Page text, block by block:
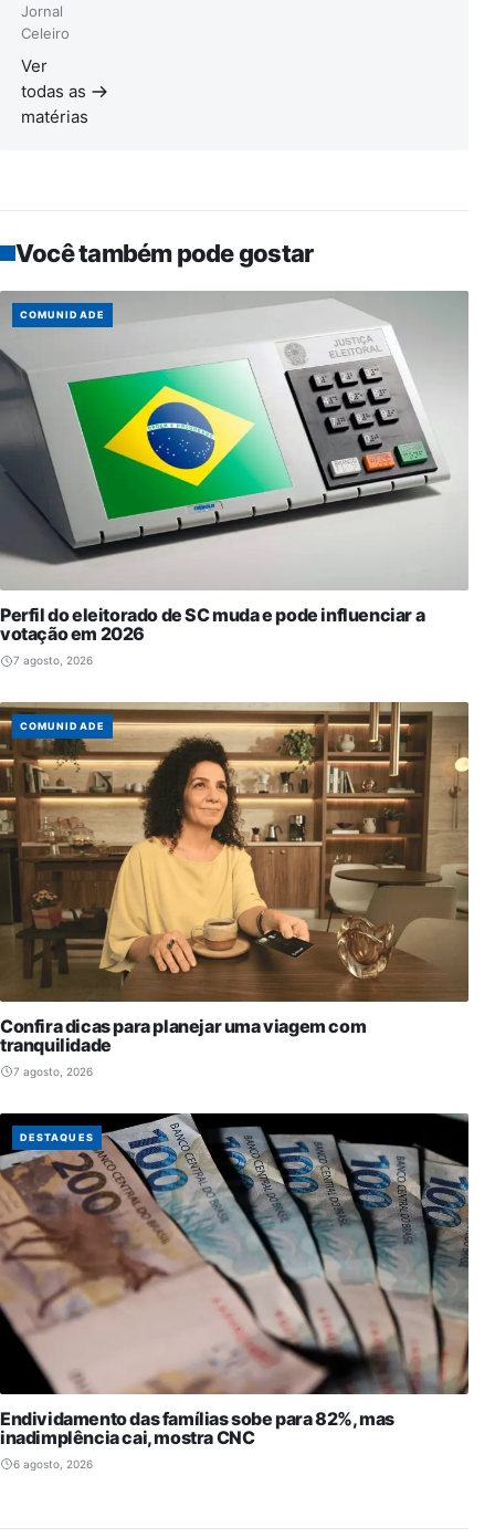
Jornal
Celeiro
Ver
todas as
matérias
Você também pode gostar
COMUNIDADE
Perfil do eleitorado de SC muda e pode influenciar a
votação em 2026
7 agosto, 2026
COMUNIDADE
Confira dicas para planejar uma viagem com
tranquilidade
7 agosto, 2026
DESTAQUES
Endividamento das famílias sobe para 82%, mas
inadimplência cai, mostra CNC
6 agosto, 2026